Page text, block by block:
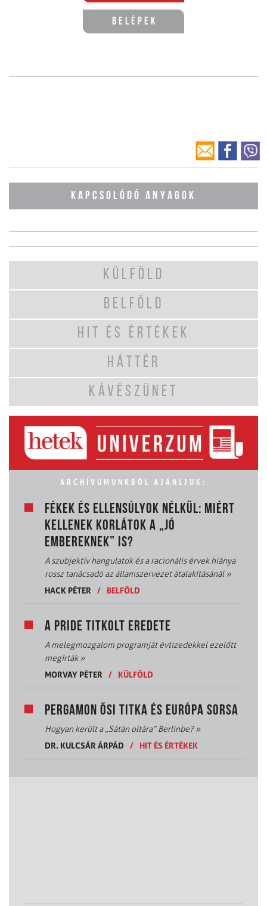
Belépek
KAPCSOLÓDÓ ANYAGOK
KÜLFÖLD
BELFÖLD
HIT ÉS ÉRTÉKEK
HÁTTÉR
KÁVÉSZÜNET
ARCHÍVUMUNKBÓL AJÁNLJUK:
FÉKEK ÉS ELLENSÚLYOK NÉLKÜL: MIÉRT
KELLENEK KORLÁTOK A „JÓ
EMBEREKNEK” IS?
A szubjektív hangulatok és a racionális érvek hiánya
rossz tanácsadó az államszervezet átalakításánál»
HACK PÉTER
/ BELFÖLD
A PRIDE TITKOLT EREDETE
A melegmozgalom programját évtizedekkel ezelőtt
megírták»
MORVAY PÉTER
/ KÜLFÖLD
PERGAMON ŐSI TITKA ÉS EURÓPA SORSA
Hogyan került a „Sátán oltára” Berlinbe?»
DR. KULCSÁR ÁRPÁD
/ HIT ÉS ÉRTÉKEK